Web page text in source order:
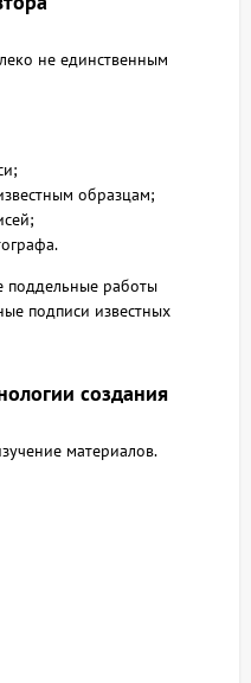
не единственным
образцам;
поддельные работы
подписи известных
создания
материалов.